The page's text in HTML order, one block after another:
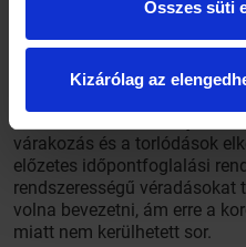
Összes süti
Kizárólag az
az OVSZ, hanem a Szegedi
József Attila Tanulmányi és
kommunikációs csatornáin
kitelepüléseket, amelyeket az
várakozás és a torlódások
előzetes időpontfoglalási
rendszerességű
volna bevezetni, ám erre a
miatt nem kerülhetett sor.